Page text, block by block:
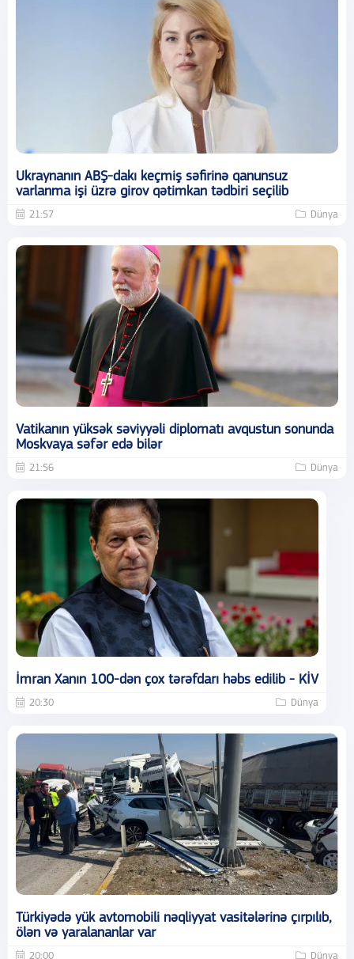
Ukraynanın ABŞ-dakı keçmiş səfirinə qanunsuz
varlanma işi üzrə girov qətimkan tədbiri seçilib
21:57 Dünya
Vatikanın yüksək səviyyəli diplomatı avqustun sonunda
Moskvaya səfər edə bilər
21:56 Dünya
İmran Xanın 100-dən çox tərəfdarı həbs edilib - KİV
20:30 Dünya
Türkiyədə yük avtomobili nəqliyyat vasitələrinə çırpılıb,
ölən və yaralananlar var
20:00 Dünya